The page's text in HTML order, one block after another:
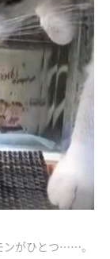
ンがひとつ……。